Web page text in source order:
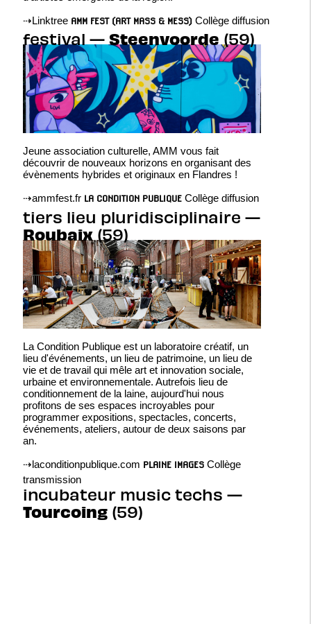
⇢Linktree AMM FEST (ART MASS & MESS) Collège diffusion
festival — Steenvoorde (59)
Jeune association culturelle, AMM vous fait
découvrir de nouveaux horizons en organisant des
évènements hybrides et originaux en Flandres !
⇢ammfest.fr LA CONDITION PUBLIQUE Collège diffusion
tiers lieu pluridisciplinaire —
Roubaix(59)
La Condition Publique est un laboratoire créatif, un
lieu d'événements, un lieu de patrimoine, un lieu de
vie et de travail qui mêle art et innovation sociale,
urbaine et environnementale. Autrefois lieu de
conditionnement de la laine, aujourd'hui nous
profitons de ses espaces incroyables pour
programmer expositions, spectacles, concerts,
événements, ateliers, autour de deux saisons par
an.
⇢laconditionpublique.com PLAINE IMAGES Collège
transmission
incubateur music techs —
Tourcoing(59)